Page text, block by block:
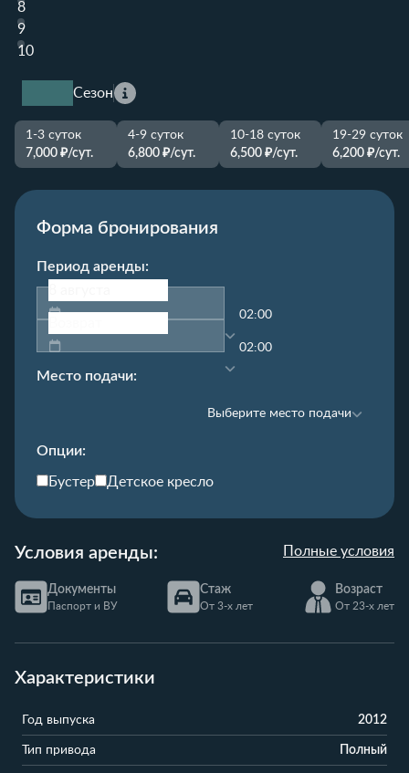
8
9
10
Сезон
1-3 суток
7,000 ₽/сут.
4-9 суток
6,800 ₽/сут.
10-18 суток
6,500 ₽/сут.
19-29 суток
6,200 ₽/сут.
Форма бронирования
Период аренды:
02:00
02:00
Место подачи:
Выберите место подачи
Опции:
Бустер Детское кресло
Условия аренды: Полные условия
Документы
Паспорт и ВУ
Стаж
От 3-х лет
Возраст
От 23-х лет
Характеристики
Год выпуска 2012
Тип привода Полный